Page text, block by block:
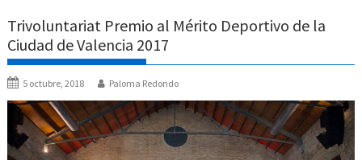
Trivoluntariat Premio al Mérito Deportivo de la
Ciudad de Valencia 2017
5 octubre, 2018 Paloma Redondo